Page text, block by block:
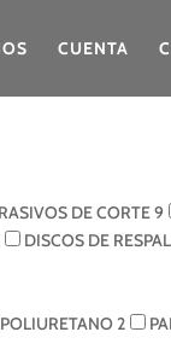
CUENTA
DE CORTE9
DISCOS DE
2